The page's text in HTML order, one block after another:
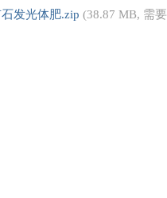
发光体肥.zip (38.87 MB, 需要